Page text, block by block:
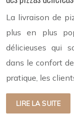
La livraison de
plus en plus
délicieuses qui
dans le confort
pratique, les
LIRE LA SUITE